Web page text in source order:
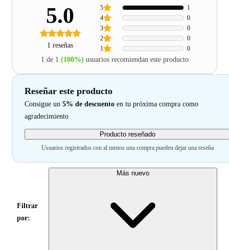
5.0
1 reseñas 1 0
2 0
3 0
4 0
5 1
1 de 1 (100%) usuarios recomiendan este producto
Reseñar este producto
Consigue un 5% de descuento en tu próxima compra como
agradecimiento
Producto reseñado
Usuarios registrados con al menos una compra pueden dejar una reseña
Filtrar
por:
Más nuevo